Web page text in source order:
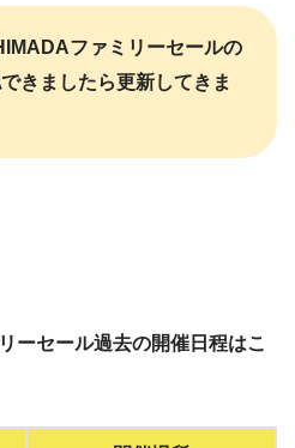
ファミリーセールの
きましたら更新してきま
ーセール過去の開催日程はこ